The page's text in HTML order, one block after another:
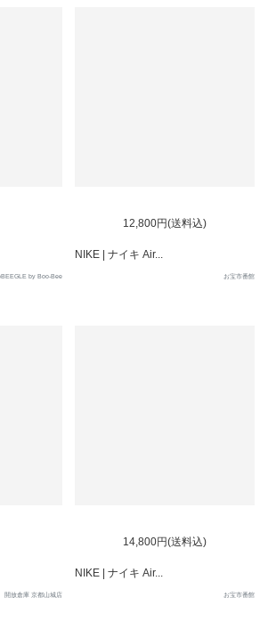
BEEGLE by Boo-Bee
12,800円(送料込)
NIKE | ナイキ Air...
お宝市番館
開放倉庫 京都山城店
14,800円(送料込)
NIKE | ナイキ Air...
お宝市番館